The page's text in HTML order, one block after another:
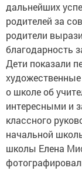
дальнейших
родителей за
родители
благодарность
Дети показали
художественные
о школе об
интересными и
классного
начальной
школы Елена